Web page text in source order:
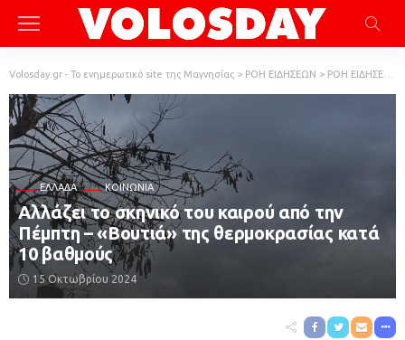
Volosday.gr - Το ενημερωτικό site της Μαγνησίας > ΡΟΗ ΕΙΔΗΣΕΩΝ > ΡΟΗ ΕΙΔΗΣΕΩΝ
ΕΛΛΆΔΑ ΚΟΙΝΩΝΙΑ
Αλλάζει το σκηνικό του καιρού από την
Πέμπτη – «Βουτιά» της θερμοκρασίας κατά
10 βαθμούς
15 Οκτωβρίου 2024